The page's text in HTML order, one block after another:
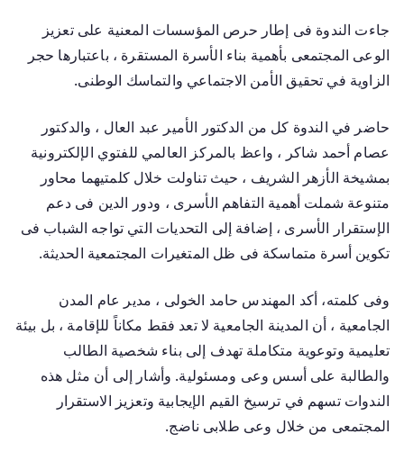
جاءت الندوة فى إطار حرص المؤسسات المعنية على تعزيز
الوعى المجتمعى بأهمية بناء الأسرة المستقرة ، باعتبارها حجر
الزاوية في تحقيق الأمن الاجتماعي والتماسك الوطنى.
حاضر في الندوة كل من الدكتور الأمير عبد العال ، والدكتور
عصام أحمد شاكر ، واعظ بالمركز العالمي للفتوي الإلكترونية
بمشيخة الأزهر الشريف ، حيث تناولت خلال كلمتيهما محاور
متنوعة شملت أهمية التفاهم الأسرى ، ودور الدين فى دعم
الإستقرار الأسرى ، إضافة إلى التحديات التي تواجه الشباب فى
تكوين أسرة متماسكة فى ظل المتغيرات المجتمعية الحديثة.
وفى كلمته، أكد المهندس حامد الخولى ، مدير عام المدن
الجامعية ، أن المدينة الجامعية لا تعد فقط مكاناً للإقامة ، بل بيئة
تعليمية وتوعوية متكاملة تهدف إلى بناء شخصية الطالب
والطالبة على أسس وعى ومسئولية. وأشار إلى أن مثل هذه
الندوات تسهم في ترسيخ القيم الإيجابية وتعزيز الاستقرار
المجتمعى من خلال وعى طلابى ناضج.